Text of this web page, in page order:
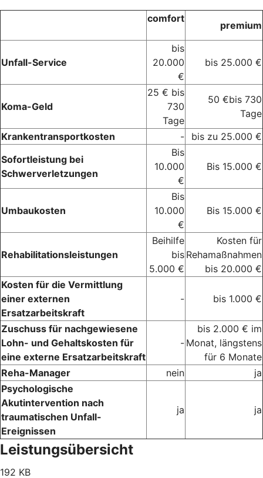
comfort
premium
Unfall-Service
bis
20.000
€
bis 25.000 €
Koma-Geld
25 € bis
730
Tage
50 €bis 730
Tage
Krankentransportkosten
-
bis zu 25.000 €
Sofortleistung bei
Schwerverletzungen
Bis
10.000
€
Bis 15.000 €
Umbaukosten
Bis
10.000
€
Bis 15.000 €
Rehabilitationsleistungen
Beihilfe
bis
5.000 €
Kosten für
Rehamaßnahmen
bis 20.000 €
Kosten für die Vermittlung
einer externen
Ersatzarbeitskraft
- bis 1.000 €
Zuschuss für nachgewiesene
Lohn- und Gehaltskosten für
eine externe Ersatzarbeitskraft
-
bis 2.000 € im
Monat, längstens
für 6 Monate
Reha-Manager
nein
ja
Psychologische
Akutintervention nach
traumatischen Unfall-
Ereignissen
ja ja
Leistungsübersicht
192 KB